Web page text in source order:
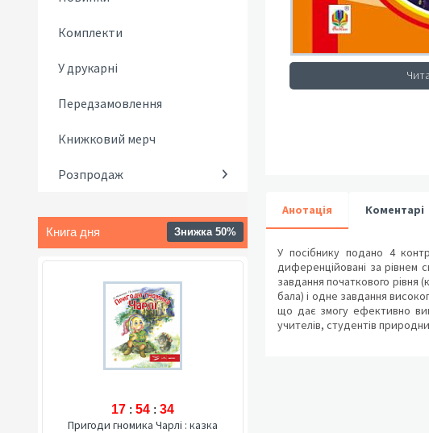
Комплекти
У друкарні
Передзамовлення
Книжковий мерч
Розпродаж
Книга дня Знижка 50%
17 : 54 : 33
Пригоди гномика Чарлі : казка
Анотація Коментарі
У посібнику подано 4
диференційовані за рівнем
завдання початкового
бала) і одне завдання
що дає змогу ефективно
учителів, студентів